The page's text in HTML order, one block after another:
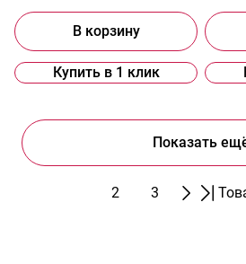
В корзину
Купить в 1 клик
Показать
2 3